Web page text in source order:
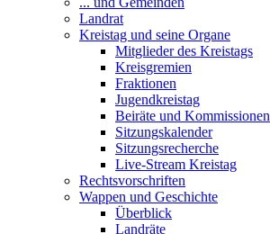
Landrat
Kreistag und seine Organe
Mitglieder des Kreistags
Kreisgremien
Fraktionen
Jugendkreistag
Beiräte und Kommissionen
Sitzungskalender
Sitzungsrecherche
Live-Stream Kreistag
Rechtsvorschriften
Wappen und Geschichte
Überblick
Landräte